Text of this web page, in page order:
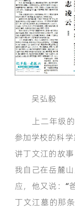
吴弘毅
上二年级的
参加学校的科
讲丁文江的故
我自己在岳麓
应，他又说：“
丁文江墓的那